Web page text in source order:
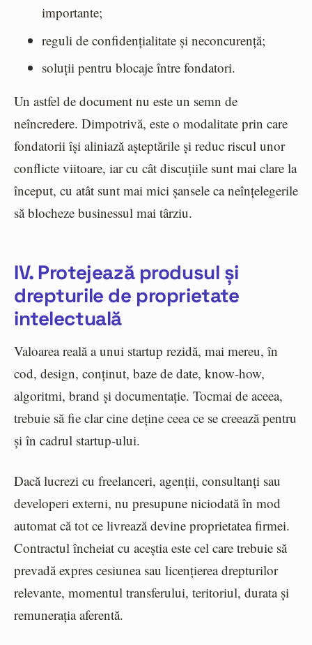
importante;
reguli de confidențialitate și neconcurență;
soluții pentru blocaje între fondatori.
Un astfel de document nu este un semn de
neîncredere. Dimpotrivă, este o modalitate prin care
fondatorii își aliniază așteptările și reduc riscul unor
conflicte viitoare, iar cu cât discuțiile sunt mai clare la
început, cu atât sunt mai mici șansele ca neînțelegerile
să blocheze businessul mai târziu.
IV. Protejează produsul și
drepturile de proprietate
intelectuală
Valoarea reală a unui startup rezidă, mai mereu, în
cod, design, conținut, baze de date, know-how,
algoritmi, brand și documentație. Tocmai de aceea,
trebuie să fie clar cine deține ceea ce se creează pentru
și în cadrul startup-ului.
Dacă lucrezi cu freelanceri, agenții, consultanți sau
developeri externi, nu presupune niciodată în mod
automat că tot ce livrează devine proprietatea firmei.
Contractul încheiat cu aceștia este cel care trebuie să
prevadă expres cesiunea sau licențierea drepturilor
relevante, momentul transferului, teritoriul, durata și
remunerația aferentă.